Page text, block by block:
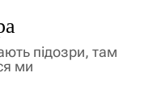
підозри, там
ми